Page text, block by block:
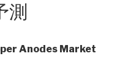
測
Anodes Market